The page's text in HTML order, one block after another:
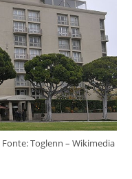
Toglenn – Wikimedia